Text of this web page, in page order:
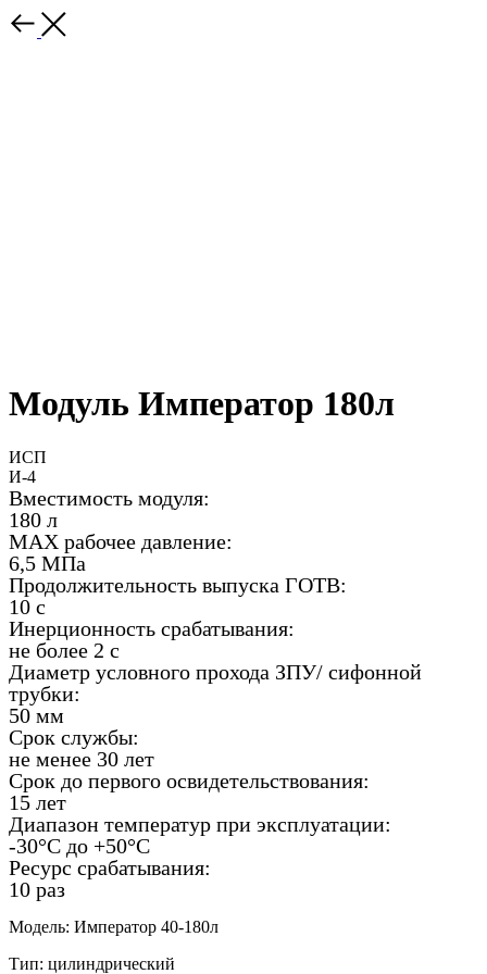
Модуль Император 180л
ИСП
И-4
Вместимость модуля:
180 л
MAX рабочее давление:
6,5 МПа
Продолжительность выпуска ГОТВ:
10 с
Инерционность срабатывания:
не более 2 с
Диаметр условного прохода ЗПУ/ сифонной
трубки:
50 мм
Срок службы:
не менее 30 лет
Срок до первого освидетельствования:
15 лет
Диапазон температур при эксплуатации:
-30°C до +50°C
Ресурс срабатывания:
10 раз
Модель: Император 40-180л
Тип: цилиндрический